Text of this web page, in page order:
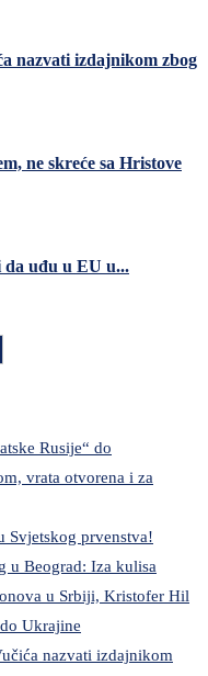
nazvati izdajnikom zbog
ne skreće sa Hristove
uđu u EU u...
Rusije“ do
vrata otvorena i za
Svjetskog prvenstva!
u Beograd: Iza kulisa
u Srbiji, Kristofer Hil
Ukrajine
nazvati izdajnikom